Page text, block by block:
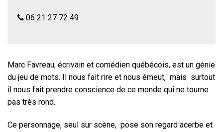
06 21 27 72 49
Marc Favreau, écrivain et comédien québécois, est un génie
du jeu de mots. Il nous fait rire et nous émeut, mais surtout
il nous fait prendre conscience de ce monde qui ne tourne
pas très rond.
Ce personnage, seul sur scène, pose son regard acerbe et